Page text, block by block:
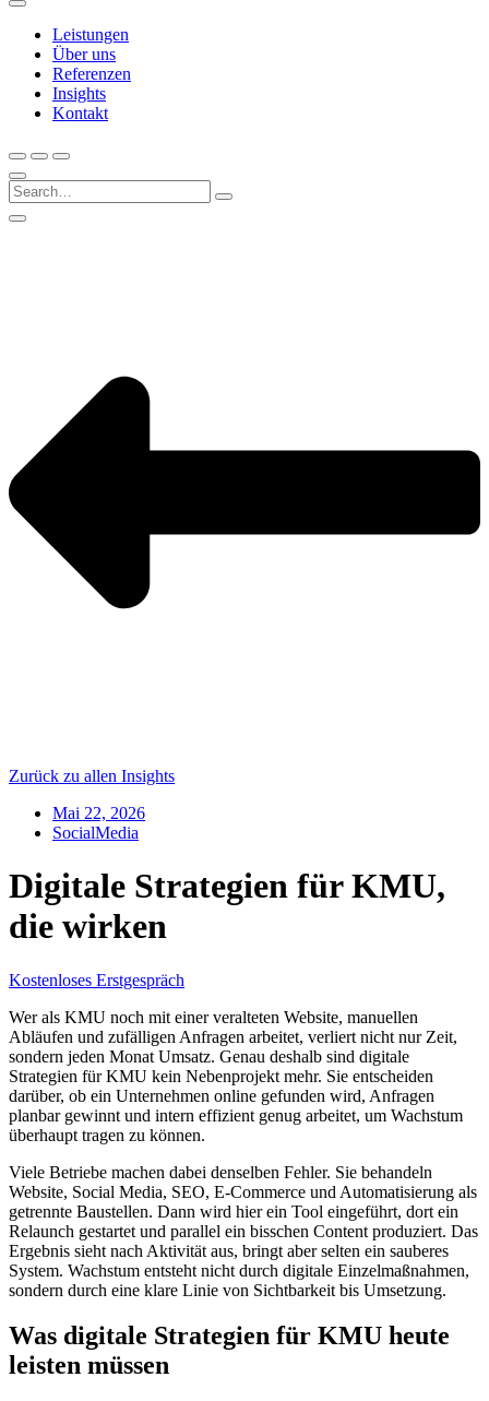
Leistungen
Über uns
Referenzen
Insights
Kontakt
Zurück zu allen Insights
Mai 22, 2026
SocialMedia
Digitale Strategien für KMU,
die wirken
Kostenloses Erstgespräch
Wer als KMU noch mit einer veralteten Website, manuellen
Abläufen und zufälligen Anfragen arbeitet, verliert nicht nur Zeit,
sondern jeden Monat Umsatz. Genau deshalb sind digitale
Strategien für KMU kein Nebenprojekt mehr. Sie entscheiden
darüber, ob ein Unternehmen online gefunden wird, Anfragen
planbar gewinnt und intern effizient genug arbeitet, um Wachstum
überhaupt tragen zu können.
Viele Betriebe machen dabei denselben Fehler. Sie behandeln
Website, Social Media, SEO, E-Commerce und Automatisierung als
getrennte Baustellen. Dann wird hier ein Tool eingeführt, dort ein
Relaunch gestartet und parallel ein bisschen Content produziert. Das
Ergebnis sieht nach Aktivität aus, bringt aber selten ein sauberes
System. Wachstum entsteht nicht durch digitale Einzelmaßnahmen,
sondern durch eine klare Linie von Sichtbarkeit bis Umsetzung.
Was digitale Strategien für KMU heute
leisten müssen